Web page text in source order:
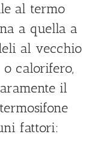
al termo
a quella a
al vecchio
calorifero,
il
fattori: